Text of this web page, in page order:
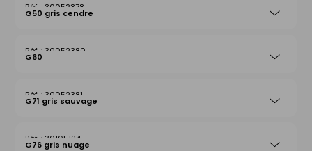
30052378
G50 gris cendre
30052380
G60
30052381
G71 gris sauvage
30105124
G76 gris nuage